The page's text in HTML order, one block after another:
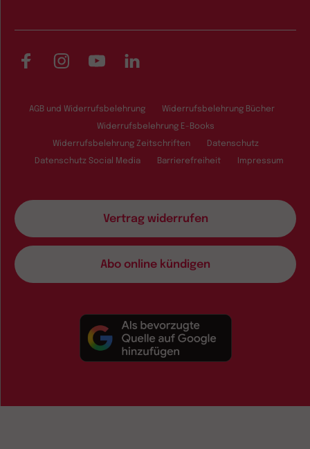
FacebookInstagramYouTubeLinkedIn
AGB und Widerrufsbelehrung Widerrufsbelehrung Bücher
Widerrufsbelehrung E-Books
Widerrufsbelehrung Zeitschriften Datenschutz
Datenschutz Social Media Barrierefreiheit Impressum
Vertrag widerrufen
Abo online kündigen